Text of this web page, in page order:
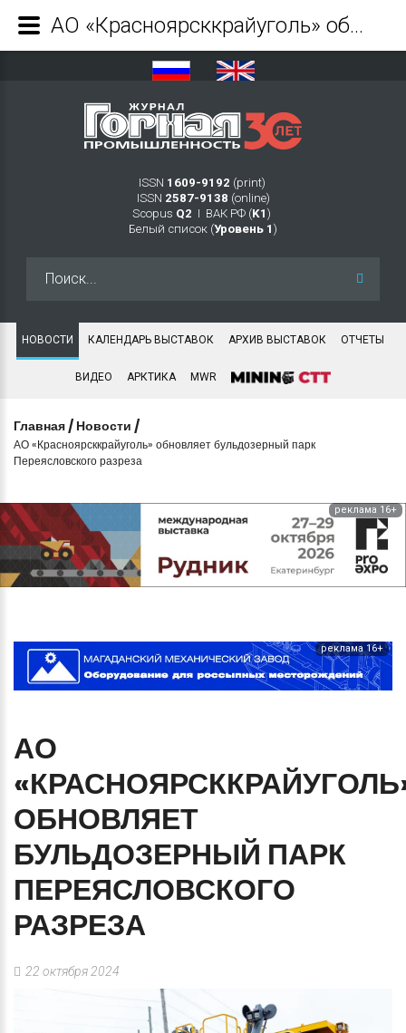
ISSN 1609-9192 (print)
ISSN 2587-9138 (online)
Scopus Q2 Ι ВАК РФ (K1 )
Белый список (Уровень 1 )
НОВОСТИ КАЛЕНДАРЬ ВЫСТАВОК АРХИВ ВЫСТАВОК ОТЧЕТЫ
ВИДЕО АРКТИКА MWR
Главная / Новости /
АО «Красноярсккрайуголь» обновляет бульдозерный парк
Переясловского разреза
реклама 16+
реклама 16+
АО
ОБНОВЛЯЕТ
БУЛЬДОЗЕРНЫЙ ПАРК
ПЕРЕЯСЛОВСКОГО
РАЗРЕЗА
22 октября 2024
АО «Красноярсккрайуголь» обновляет бульдозерный парк Переясловского разреза - Журнал Горная промышленность